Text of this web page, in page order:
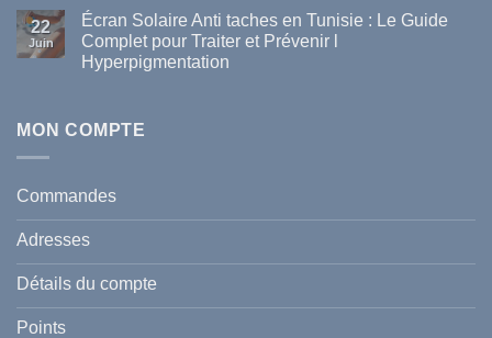
disponibles
en
Tunisie
sur
La
vague
de
comment
et
celle
de
votre
famille
durant
l’été
2026
?
22
Juin
Écran Solaire Anti taches en Tunisie : Le Guide
Complet pour Traiter et Prévenir l
Hyperpigmentation
Écran
Tunisie
Guide
Traiter
Prévenir
MON COMPTE
Commandes
Adresses
Détails du compte
Points